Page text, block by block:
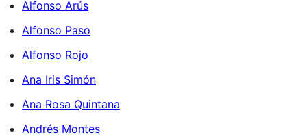
Alfonso Arús
Alfonso Paso
Alfonso Rojo
Ana Iris Simón
Ana Rosa Quintana
Andrés Montes